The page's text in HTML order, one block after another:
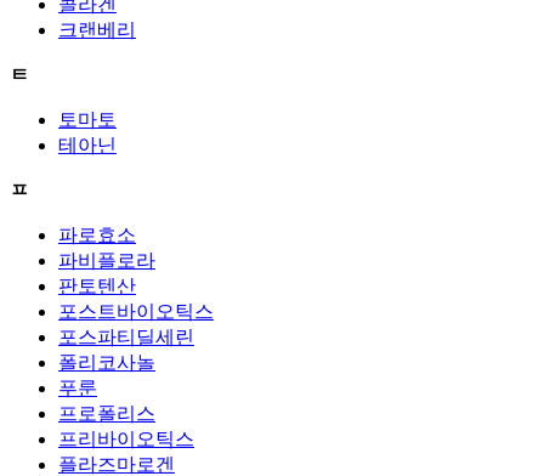
크랜베리
ㅌ
토마토
테아닌
ㅍ
파로효소
파비플로라
판토텐산
포스트바이오틱스
포스파티딜세린
폴리코사놀
푸룬
프로폴리스
프리바이오틱스
플라즈마로겐